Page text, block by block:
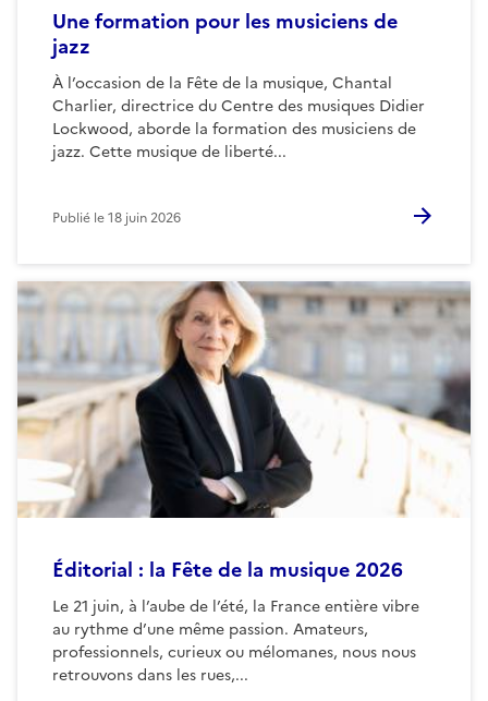
Une formation pour les musiciens de
jazz
À l’occasion de la Fête de la musique, Chantal
Charlier, directrice du Centre des musiques Didier
Lockwood, aborde la formation des musiciens de
jazz. Cette musique de liberté...
Publié le18 juin 2026
Éditorial : la Fête de la musique 2026
Le 21 juin, à l’aube de l’été, la France entière vibre
au rythme d’une même passion. Amateurs,
professionnels, curieux ou mélomanes, nous nous
retrouvons dans les rues,...